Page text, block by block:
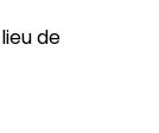
de